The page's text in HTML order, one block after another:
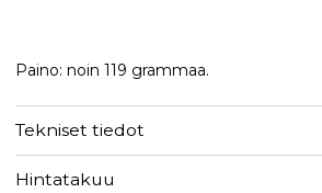
Paino: noin 119 grammaa.
Tekniset tiedot
Hintatakuu